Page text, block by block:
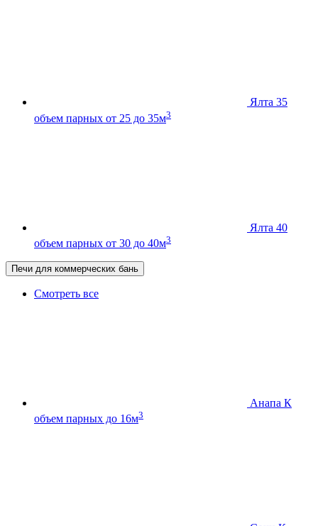
Ялта 35
объем парных от 25 до 35м3
Ялта 40
объем парных от 30 до 40м3
Печи для коммерческих бань
Смотреть все
Анапа К
объем парных до 16м3